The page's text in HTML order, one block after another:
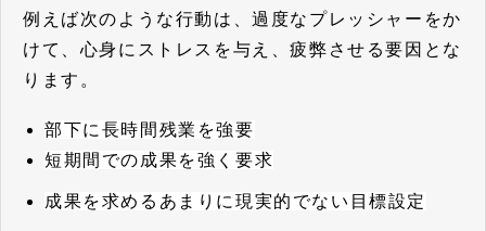
例えば次のような行動は、過度なプレッシャーをか
けて、心身にストレスを与え、疲弊させる要因とな
ります。
部下に長時間残業を強要
短期間での成果を強く要求
成果を求めるあまりに現実的でない目標設定